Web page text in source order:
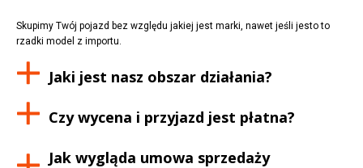
Skupimy Twój pojazd bez względu jakiej jest marki, nawet jeśli jesto to
rzadki model z importu.
Jaki jest nasz obszar działania?
Czy wycena i przyjazd jest płatna?
Jak wygląda umowa sprzedaży